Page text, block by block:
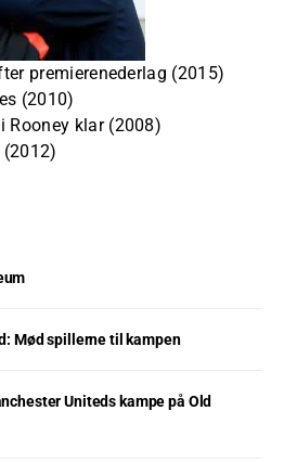
premierenederlag (2015)
(2010)
Rooney klar (2008)
Mød spillerne til kampen
Uniteds kampe på Old